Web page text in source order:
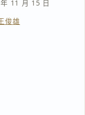
11 月 15 日
俊雄